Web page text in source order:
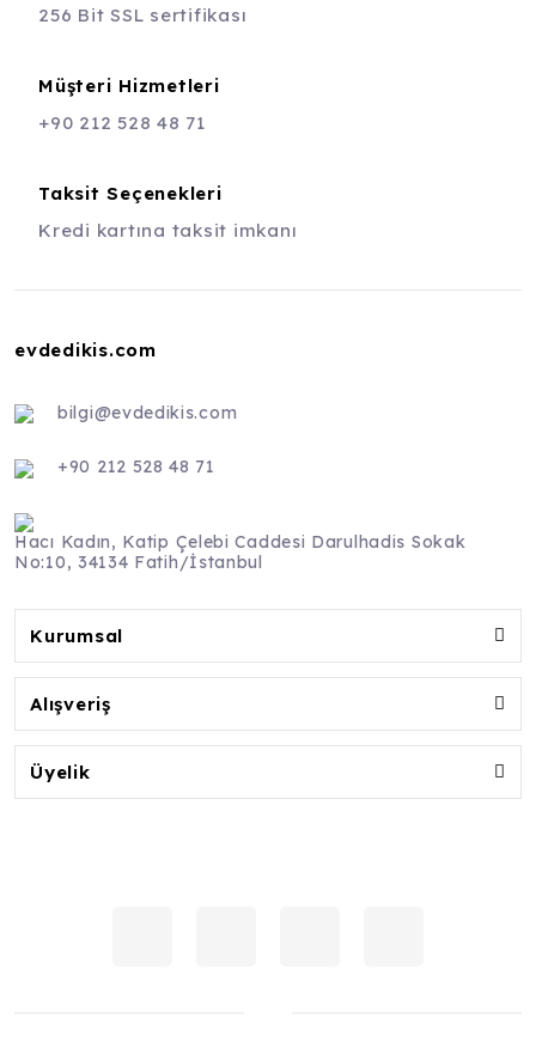
256 Bit SSL sertifikası
Müşteri Hizmetleri
+90 212 528 48 71
Taksit Seçenekleri
Kredi kartına taksit imkanı
evdedikis.com
bilgi@evdedikis.com
+90 212 528 48 71
Hacı Kadın, Katip Çelebi Caddesi Darulhadis Sokak
No:10, 34134 Fatih/İstanbul
Kurumsal
Alışveriş
Üyelik